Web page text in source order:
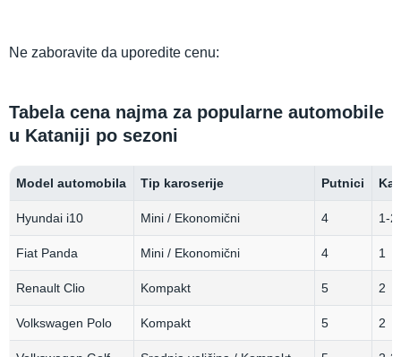
Ne zaboravite da uporedite cenu:
Tabela cena najma za popularne automobile
u Kataniji po sezoni
Model automobila Tip karoserije Putnici
Hyundai i10 Mini / Ekonomični 4 1-2
Fiat Panda Mini / Ekonomični 4 1
Renault Clio Kompakt 5 2
Volkswagen Polo Kompakt 5 2